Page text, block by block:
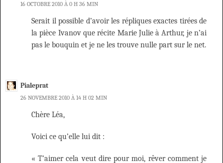
16 OCTOBRE 2010 À 0 H 36 MIN
Serait il possible d’avoir les répliques exactes tirées de
la pièce Ivanov que récite Marie Julie à Arthur, je n’ai
pas le bouquin et je ne les trouve nulle part sur le net.
Pialeprat
26 NOVEMBRE 2010 À 14 H 02 MIN
Chère Léa,
Voici ce qu’elle lui dit :
« T’aimer cela veut dire pour moi, rêver comment je